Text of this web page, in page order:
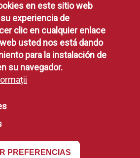
en este sitio web
experiencia de
clic en cualquier enlace
usted nos está dando
para la instalación de
su navegador.
PREFERENCIAS